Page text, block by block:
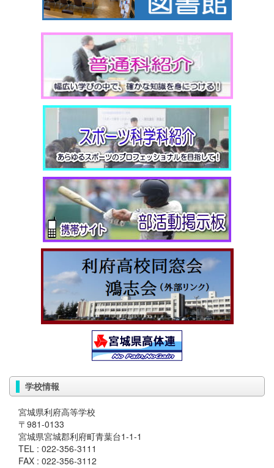
学校情報
宮城県利府高等学校
〒981-0133
宮城県宮城郡利府町青葉台1-1-1
TEL : 022-356-3111
FAX : 022-356-3112